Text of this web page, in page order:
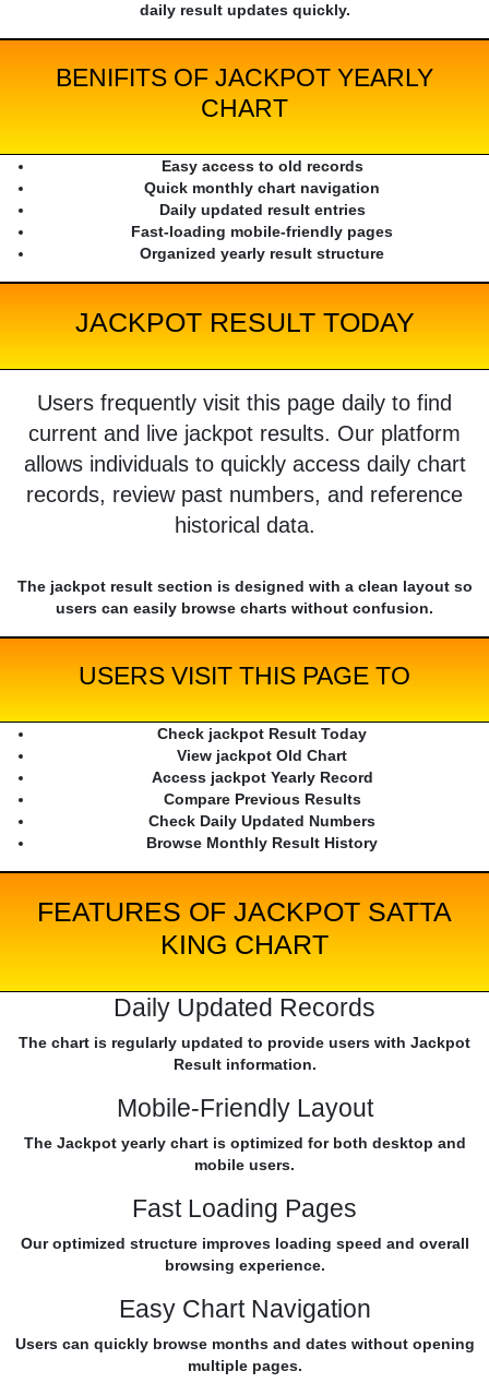
daily result updates quickly.
BENIFITS OF JACKPOT YEARLY
CHART
Easy access to old records
Quick monthly chart navigation
Daily updated result entries
Fast-loading mobile-friendly pages
Organized yearly result structure
JACKPOT RESULT TODAY
Users frequently visit this page daily to find
current and live jackpot results. Our platform
allows individuals to quickly access daily chart
records, review past numbers, and reference
historical data.
The jackpot result section is designed with a clean layout so
users can easily browse charts without confusion.
USERS VISIT THIS PAGE TO
Check jackpot Result Today
View jackpot Old Chart
Access jackpot Yearly Record
Compare Previous Results
Check Daily Updated Numbers
Browse Monthly Result History
FEATURES OF JACKPOT SATTA
KING CHART
Daily Updated Records
The chart is regularly updated to provide users with Jackpot
Result information.
Mobile-Friendly Layout
The Jackpot yearly chart is optimized for both desktop and
mobile users.
Fast Loading Pages
Our optimized structure improves loading speed and overall
browsing experience.
Easy Chart Navigation
Users can quickly browse months and dates without opening
multiple pages.